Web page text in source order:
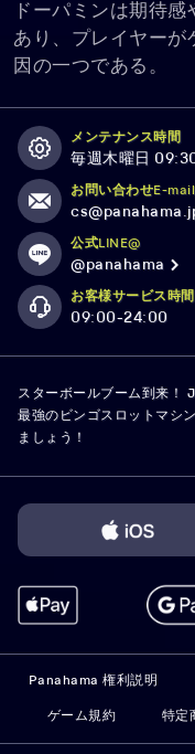
ドーパミンは期待
あり、プレイヤーが
因の一つである。
メンテナンス時間
毎週木曜日
お問い合わせE-mail
公式LINE@
@panahama
お客様サービス時間
09:00-24:00
スターボールブーム到来！
最強のビンゴスロットマシ
ましょう！
Panahama 権利説明
ゲーム規約 特定